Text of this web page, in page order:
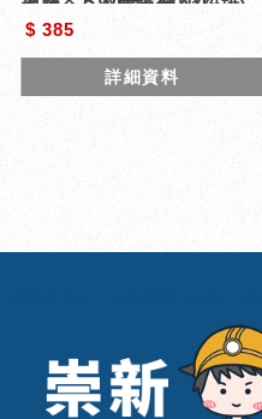
橡膠全公分雙面捲尺(附磁)
型號 : DWHT36161L
$ 385
詳細資料